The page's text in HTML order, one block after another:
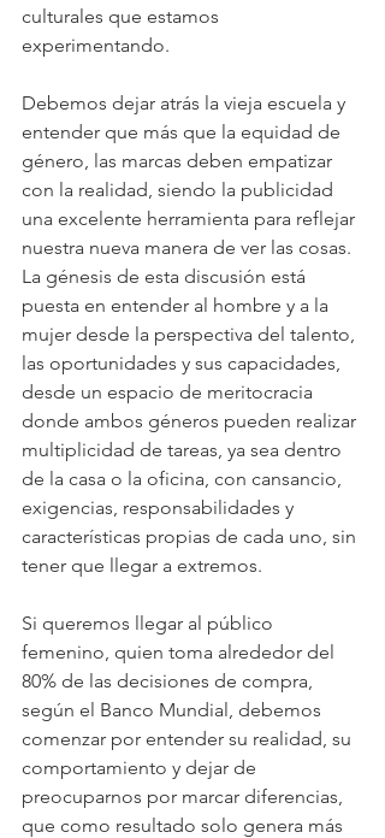
culturales que estamos
experimentando.
Debemos dejar atrás la vieja escuela y
entender que más que la equidad de
género, las marcas deben empatizar
con la realidad, siendo la publicidad
una excelente herramienta para reflejar
nuestra nueva manera de ver las cosas.
La génesis de esta discusión está
puesta en entender al hombre y a la
mujer desde la perspectiva del talento,
las oportunidades y sus capacidades,
desde un espacio de meritocracia
donde ambos géneros pueden realizar
multiplicidad de tareas, ya sea dentro
de la casa o la oficina, con cansancio,
exigencias, responsabilidades y
características propias de cada uno, sin
tener que llegar a extremos.
Si queremos llegar al público
femenino, quien toma alrededor del
80% de las decisiones de compra,
según el Banco Mundial, debemos
comenzar por entender su realidad, su
comportamiento y dejar de
preocuparnos por marcar diferencias,
que como resultado solo genera más